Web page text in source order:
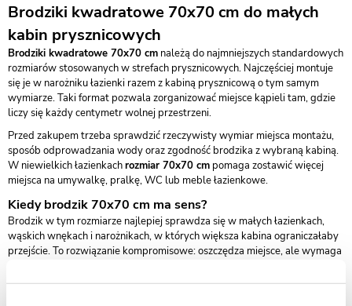
Brodziki kwadratowe 70x70 cm do małych
kabin prysznicowych
Brodziki kwadratowe 70x70 cm należą do najmniejszych standardowych
rozmiarów stosowanych w strefach prysznicowych. Najczęściej montuje
się je w narożniku łazienki razem z kabiną prysznicową o tym samym
wymiarze. Taki format pozwala zorganizować miejsce kąpieli tam, gdzie
liczy się każdy centymetr wolnej przestrzeni.
Przed zakupem trzeba sprawdzić rzeczywisty wymiar miejsca montażu,
sposób odprowadzania wody oraz zgodność brodzika z wybraną kabiną.
W niewielkich łazienkachrozmiar 70x70 cm pomaga zostawić więcej
miejsca na umywalkę, pralkę, WC lub meble łazienkowe.
Kiedy brodzik 70x70 cm ma sens?
Brodzik w tym rozmiarze najlepiej sprawdza się w małych łazienkach,
wąskich wnękach i narożnikach, w których większa kabina ograniczałaby
przejście. To rozwiązanie kompromisowe: oszczędza miejsce, ale wymaga
korzystanie z prysznica będą wygodne.